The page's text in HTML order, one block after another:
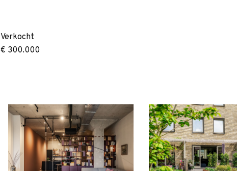
Verkocht
€ 300.000